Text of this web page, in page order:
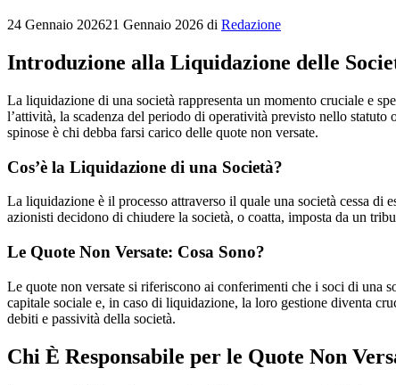
24 Gennaio 202621 Gennaio 2026 di Redazione
Introduzione alla Liquidazione delle
La liquidazione di una società rappresenta un momento cruciale e
l’attività, la scadenza del periodo di operatività previsto nello
spinose è chi debba farsi carico delle quote non versate.
Cos’è la Liquidazione di una Società?
La liquidazione è il processo attraverso il quale una società cessa di
azionisti decidono di chiudere la società, o coatta, imposta da un
Le Quote Non Versate: Cosa Sono?
Le quote non versate si riferiscono ai conferimenti che i soci di una
capitale sociale e, in caso di liquidazione, la loro gestione diventa
debiti e passività della società.
Chi È Responsabile per le Quote Non